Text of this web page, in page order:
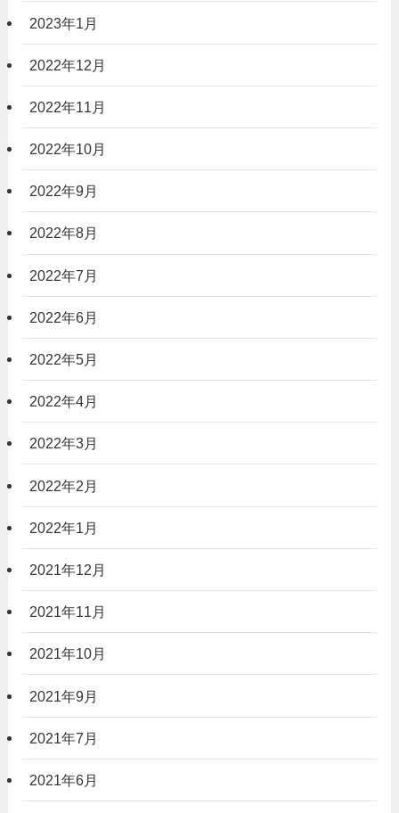
2023年1月
2022年12月
2022年11月
2022年10月
2022年9月
2022年8月
2022年7月
2022年6月
2022年5月
2022年4月
2022年3月
2022年2月
2022年1月
2021年12月
2021年11月
2021年10月
2021年9月
2021年7月
2021年6月